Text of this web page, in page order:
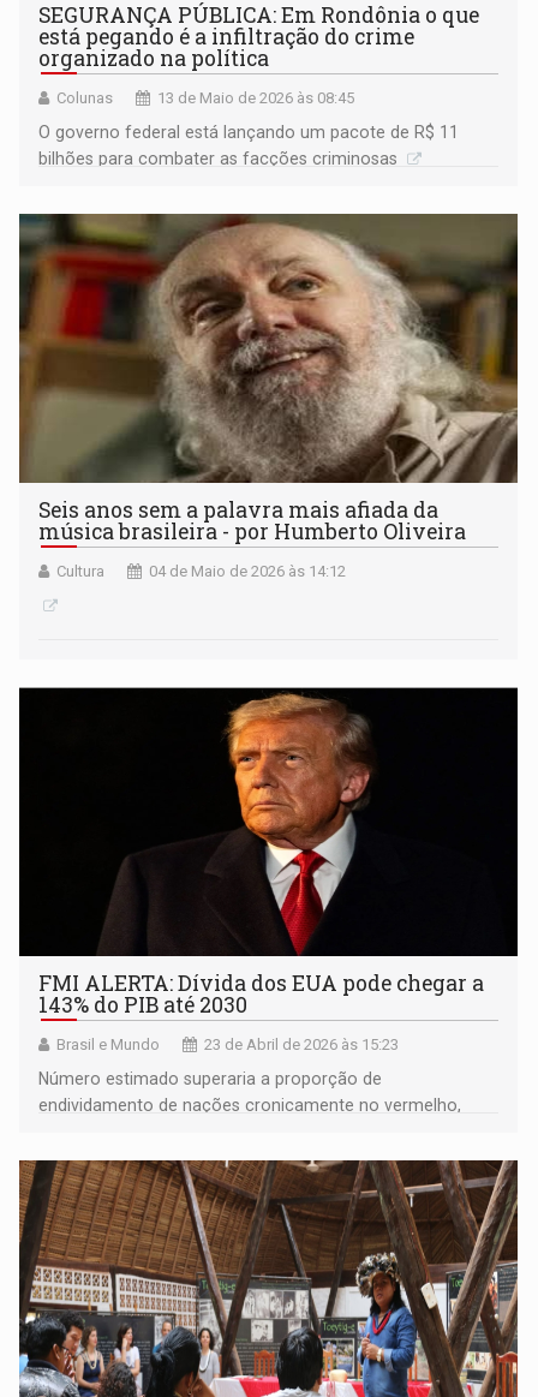
SEGURANÇA PÚBLICA: Em Rondônia o que
está pegando é a infiltração do crime
organizado na política
Colunas 13 de Maio de 2026 às 08:45
O governo federal está lançando um pacote de R$ 11
bilhões para combater as facções criminosas
Seis anos sem a palavra mais afiada da
música brasileira - por Humberto Oliveira
Cultura 04 de Maio de 2026 às 14:12
FMI ALERTA: Dívida dos EUA pode chegar a
143% do PIB até 2030
Brasil e Mundo 23 de Abril de 2026 às 15:23
Número estimado superaria a proporção de
endividamento de nações cronicamente no vermelho,
aumento de gastos federais